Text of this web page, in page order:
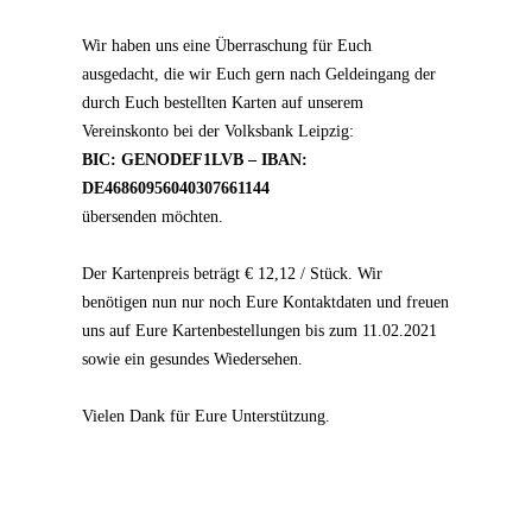
Wir haben uns eine Überraschung für Euch
ausgedacht, die wir Euch gern nach Geldeingang der
durch Euch bestellten Karten auf unserem
Vereinskonto bei der Volksbank Leipzig:
BIC: GENODEF1LVB – IBAN:
DE46860956040307661144
übersenden möchten.
Der Kartenpreis beträgt € 12,12 / Stück. Wir
benötigen nun nur noch Eure Kontaktdaten und freuen
uns auf Eure Kartenbestellungen bis zum 11.02.2021
sowie ein gesundes Wiedersehen.
Vielen Dank für Eure Unterstützung.